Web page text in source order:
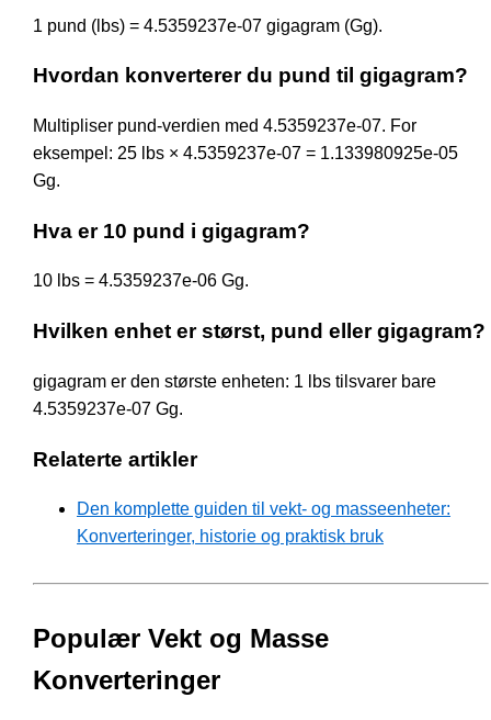
1 pund (lbs) = 4.5359237e-07 gigagram (Gg).
Hvordan konverterer du pund til gigagram?
Multipliser pund-verdien med 4.5359237e-07. For
eksempel: 25 lbs × 4.5359237e-07 = 1.133980925e-05
Gg.
Hva er 10 pund i gigagram?
10 lbs = 4.5359237e-06 Gg.
Hvilken enhet er størst, pund eller gigagram?
gigagram er den største enheten: 1 lbs tilsvarer bare
4.5359237e-07 Gg.
Relaterte artikler
Den komplette guiden til vekt- og masseenheter:
Konverteringer, historie og praktisk bruk
Populær Vekt og Masse
Konverteringer